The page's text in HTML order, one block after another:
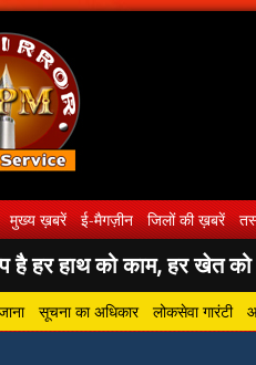
मुख्य ख़बरें ई-मैगज़ीन जिलों की ख़बरें
है हर हाथ को काम, हर खेत को
सूचना का अधिकार लोकसेवा गारंटी